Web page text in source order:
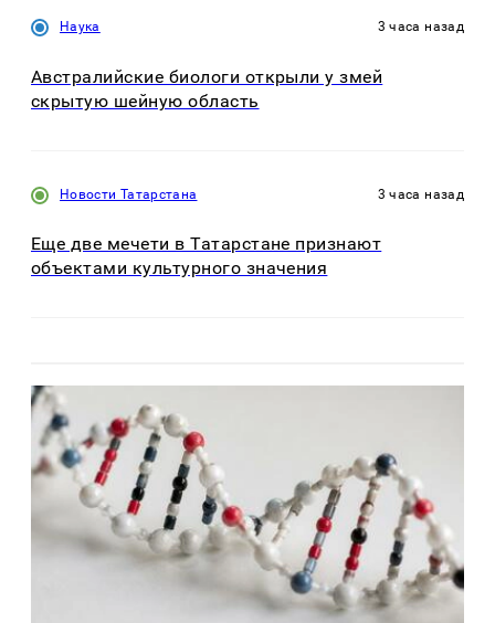
Наука 3 часа назад
Австралийские биологи открыли у змей
скрытую шейную область
Новости Татарстана 3 часа назад
Еще две мечети в Татарстане признают
объектами культурного значения